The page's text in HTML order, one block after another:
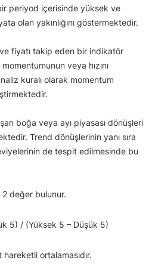
periyod içerisinde yüksek ve
olan yakınlığını göstermektedir.
fiyatı takip eden bir indikatör
veya hızını
kuralı olarak momentum
boğa veya ayı piyasası dönüşleri
Trend dönüşlerinin yanı sıra
de tespit edilmesinde bu
değer bulunur.
5) / (Yüksek 5 – Düşük 5)
hareketli ortalamasıdır.